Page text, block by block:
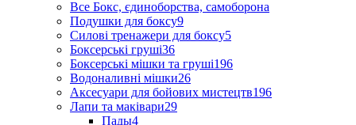
Все Бокс, єдиноборства, самоборона
Подушки для боксу9
Силові тренажери для боксу5
Боксерські груші36
Боксерські мішки та груші196
Водоналивні мішки26
Аксесуари для бойових мистецтв196
Лапи та маківари29
Пады4